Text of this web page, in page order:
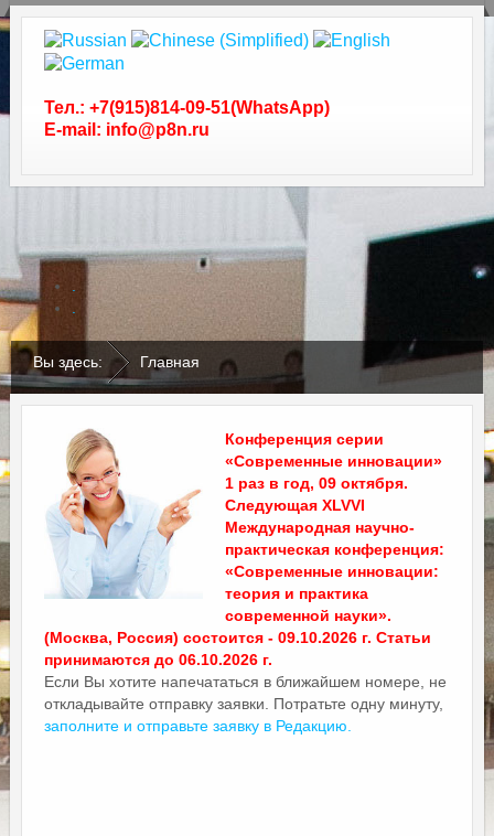
Тел.: +7(915)814-09-51(WhatsApp)
E-mail: info@p8n.ru
Вы здесь: Главная
Конференция серии
«Современные инновации»
1 раз в год, 09 октября.
Следующая XLVVI
Международная научно-
практическая конференция:
«Современные инновации:
теория и практика
современной науки».
(Москва, Россия) состоится - 09.10.2026 г. Статьи
принимаются до 06.10.2026 г.
Если Вы хотите напечататься в ближайшем номере, не
откладывайте отправку заявки. Потратьте одну минуту,
заполните и отправьте заявку в Редакцию.